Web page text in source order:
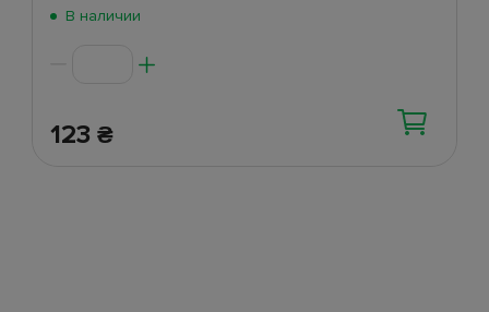
Поступление 2 июня
В наличии
123 ₴